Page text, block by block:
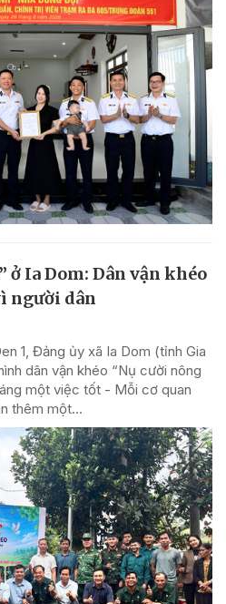
ở Ia Dom: Dân vận khéo
người dân
1, Đảng ủy xã Ia Dom (tỉnh Gia
dân vận khéo “Nụ cười nông
một việc tốt - Mỗi cơ quan
thêm một...